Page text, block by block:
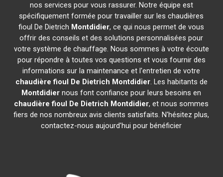
nos services pour vous rassurer. Notre équipe est
spécifiquement formée pour travailler sur les chaudières
fioul De Dietrich Montdidier, ce qui nous permet de vous
offrir des conseils et des solutions personnalisées pour
votre système de chauffage. Nous sommes à votre écoute
pour répondre à toutes vos questions et vous fournir des
informations sur la maintenance et l'entretien de votre
chaudière fioul De Dietrich Montdidier. Les habitants de
Montdidier nous font confiance pour leurs besoins en
chaudière fioul De Dietrich Montdidier, et nous sommes
fiers de nos nombreux avis clients satisfaits. N'hésitez plus,
contactez-nous aujourd'hui pour bénéficier